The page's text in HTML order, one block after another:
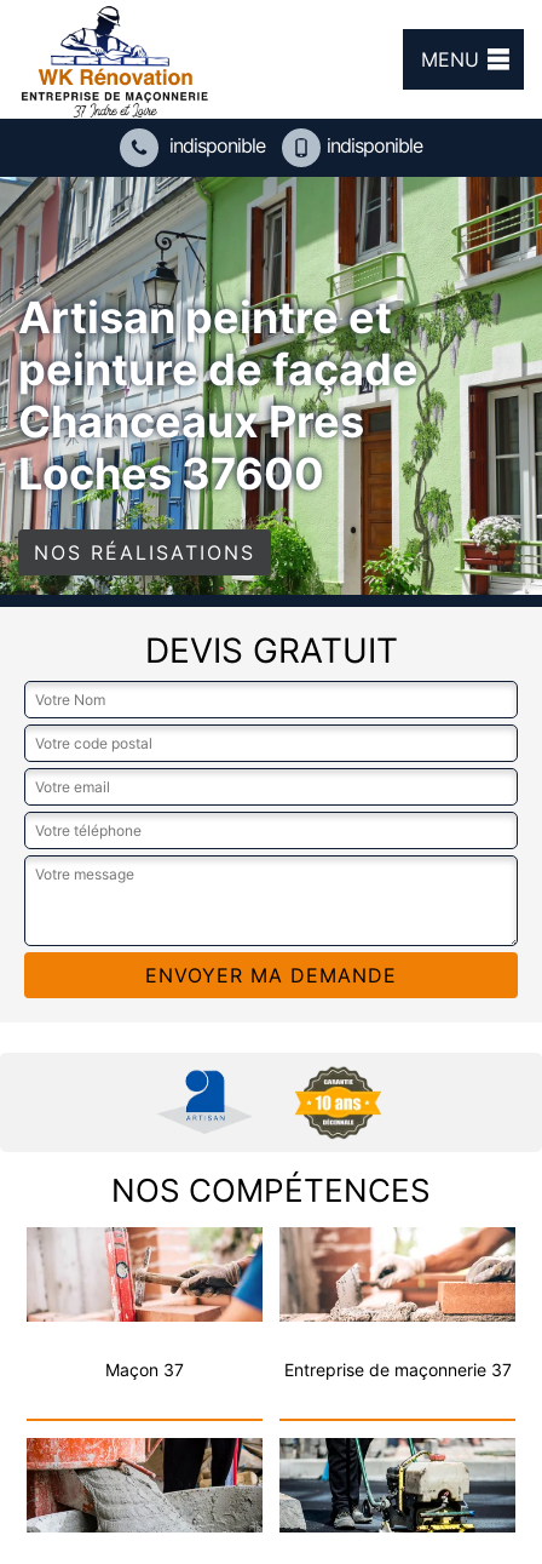
MENU
indisponible indisponible
Artisan peintre et
peinture de façade
Chanceaux Pres
Loches 37600
NOS RÉALISATIONS
DEVIS GRATUIT
NOS COMPÉTENCES
Maçon 37 Entreprise de maçonnerie 37